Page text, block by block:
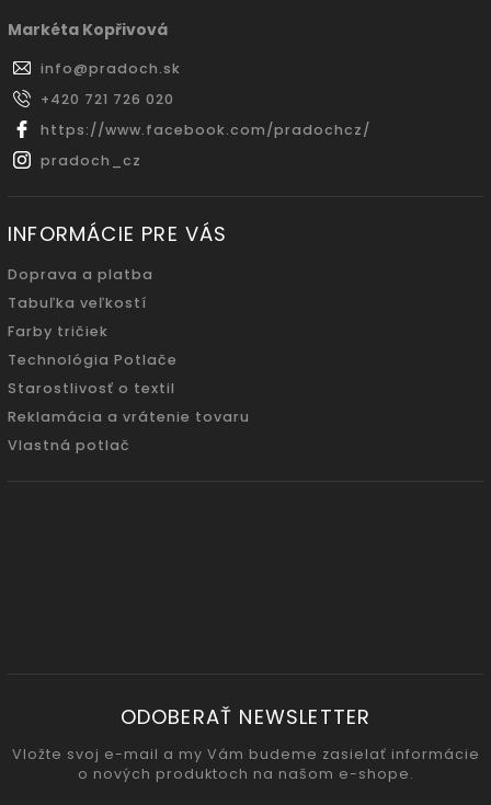
Markéta Kopřivová
info@pradoch.sk
+420 721 726 020
https://www.facebook.com/pradochcz/
pradoch_cz
INFORMÁCIE PRE VÁS
Doprava a platba
Tabuľka veľkostí
Farby tričiek
Technológia Potlače
Starostlivosť o textil
Reklamácia a vrátenie tovaru
Vlastná potlač
ODOBERAŤ NEWSLETTER
Vložte svoj e-mail a my Vám budeme zasielať informácie
o nových produktoch na našom e-shope.